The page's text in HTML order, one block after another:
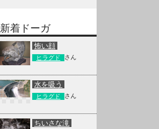
新着ドーガ
怖い顔
ヒラグド さん
水を吸う
ヒラグド さん
ちいさな滝